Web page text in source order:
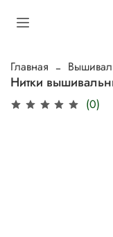
Главная
Нитки
(0)